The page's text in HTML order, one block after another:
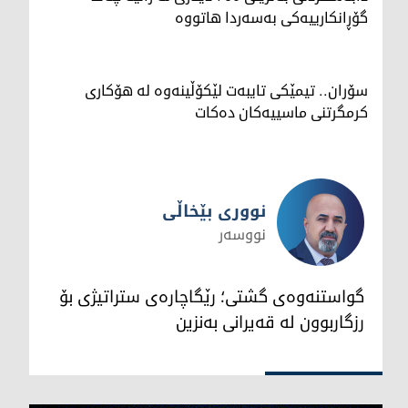
گۆڕانكارییه‌كی بەسەردا هاتووە
سۆران.. تیمێکی تایبەت لێکۆڵینەوە لە هۆکاری
کرمگرتنی ماسییەکان دەکات
نووری بێخاڵی
نووری بێخاڵی
نووسەر
گواستنەوەی گشتی؛ رێگاچارەی ستراتیژی بۆ
رزگاربوون لە قەیرانی بەنزین